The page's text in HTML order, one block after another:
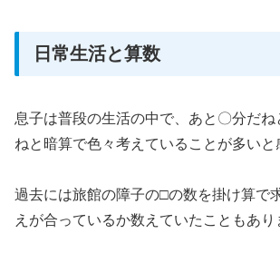
日常生活と算数
息子は普段の生活の中で、あと〇分だ
ねと暗算で色々考えていることが多いと
過去には旅館の障子の□の数を掛け算で
えが合っているか数えていたこともあり